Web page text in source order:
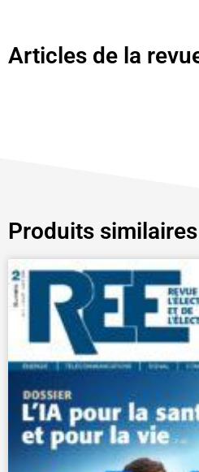
Articles de la
Produits similaires